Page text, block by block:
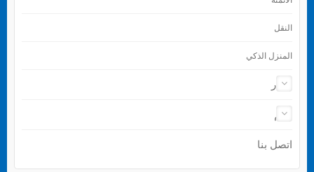
النقل
المنزل الذكي
أخبار
دعم
اتصل بنا